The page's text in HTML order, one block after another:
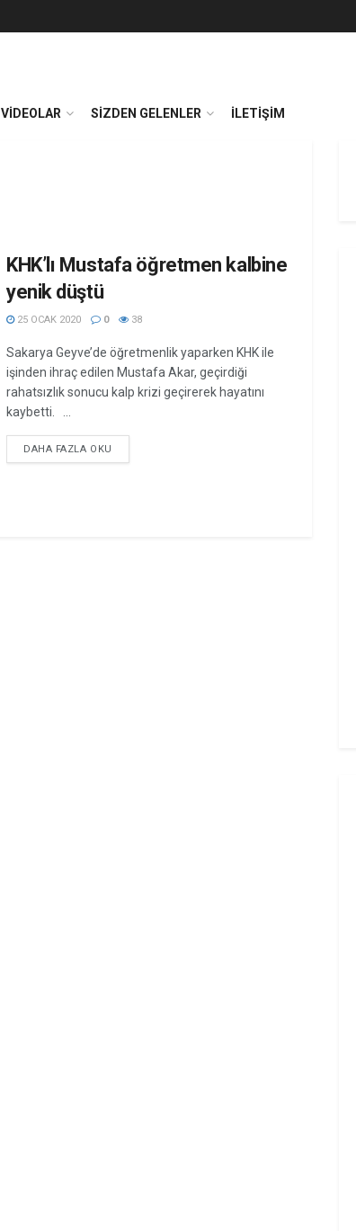
VIDEOLAR SIZDEN GELENLER İLETIŞIM
KHK’lı Mustafa öğretmen kalbine
yenik düştü
25 OCAK 2020 0 38
Sakarya Geyve’de öğretmenlik yaparken KHK ile
işinden ihraç edilen Mustafa Akar, geçirdiği
rahatsızlık sonucu kalp krizi geçirerek hayatını
kaybetti. ...
DAHA FAZLA OKU